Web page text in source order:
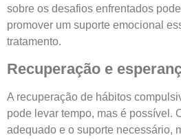
sobre os desafios enfrentados
promover um suporte emocional
tratamento.
Recuperação e
A recuperação de hábitos
pode levar tempo, mas é possível.
adequado e o suporte necessário,